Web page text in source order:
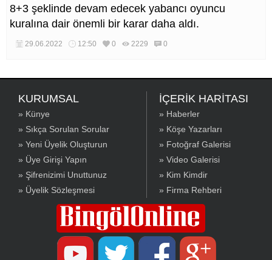
8+3 şeklinde devam edecek yabancı oyuncu
kuralına dair önemli bir karar daha aldı.
29.06.2022 12:50 0 2229 0
KURUMSAL
» Künye
» Sıkça Sorulan Sorular
» Yeni Üyelik Oluşturun
» Üye Girişi Yapın
» Şifrenizimi Unuttunuz
» Üyelik Sözleşmesi
İÇERİK HARİTASI
» Haberler
» Köşe Yazarları
» Fotoğraf Galerisi
» Video Galerisi
» Kim Kimdir
» Firma Rehberi